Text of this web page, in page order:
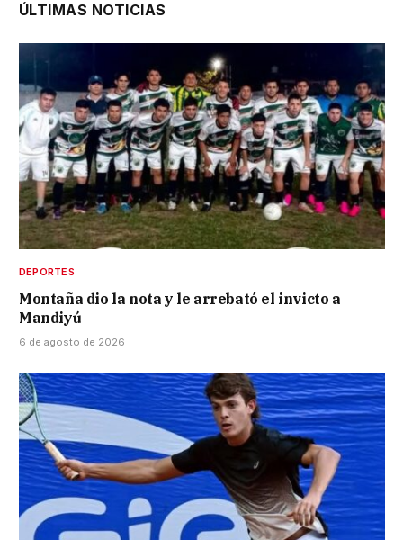
ÚLTIMAS NOTICIAS
DEPORTES
Montaña dio la nota y le arrebató el invicto a
Mandiyú
6 de agosto de 2026